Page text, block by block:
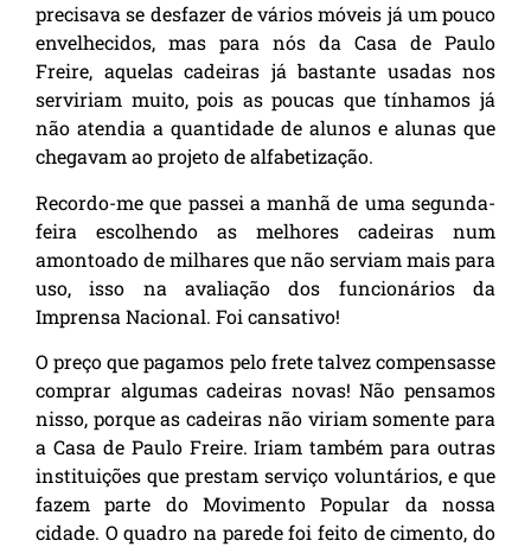
precisava se desfazer de vários móveis já um pouco
envelhecidos, mas para nós da Casa de Paulo
Freire, aquelas cadeiras já bastante usadas nos
serviriam muito, pois as poucas que tínhamos já
não atendia a quantidade de alunos e alunas que
chegavam ao projeto de alfabetização.
Recordo-me que passei a manhã de uma segunda-
feira escolhendo as melhores cadeiras num
amontoado de milhares que não serviam mais para
uso, isso na avaliação dos funcionários da
Imprensa Nacional. Foi cansativo!
O preço que pagamos pelo frete talvez compensasse
comprar algumas cadeiras novas! Não pensamos
nisso, porque as cadeiras não viriam somente para
a Casa de Paulo Freire. Iriam também para outras
instituições que prestam serviço voluntários, e que
fazem parte do Movimento Popular da nossa
cidade. O quadro na parede foi feito de cimento, do